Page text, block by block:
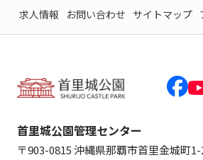
求人情報
お問い合わせ サイトマップ
首里城公園管理センター
〒903-0815 沖縄県那覇市首里金城町1-